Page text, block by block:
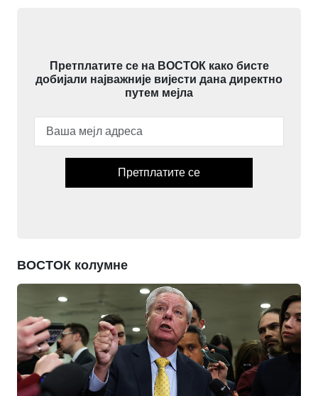
Претплатите се на ВОСТОК како бисте
добијали најважније вијести дана директно
путем мејла
Претплатите се
ВОСТОК колумне